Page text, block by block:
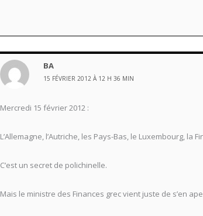
BA
15 FÉVRIER 2012 À 12 H 36 MIN
Mercredi 15 février 2012 :
L’Allemagne, l’Autriche, les Pays-Bas, le Luxembourg,
C’est un secret de polichinelle.
Mais le ministre des Finances grec vient juste de s’en